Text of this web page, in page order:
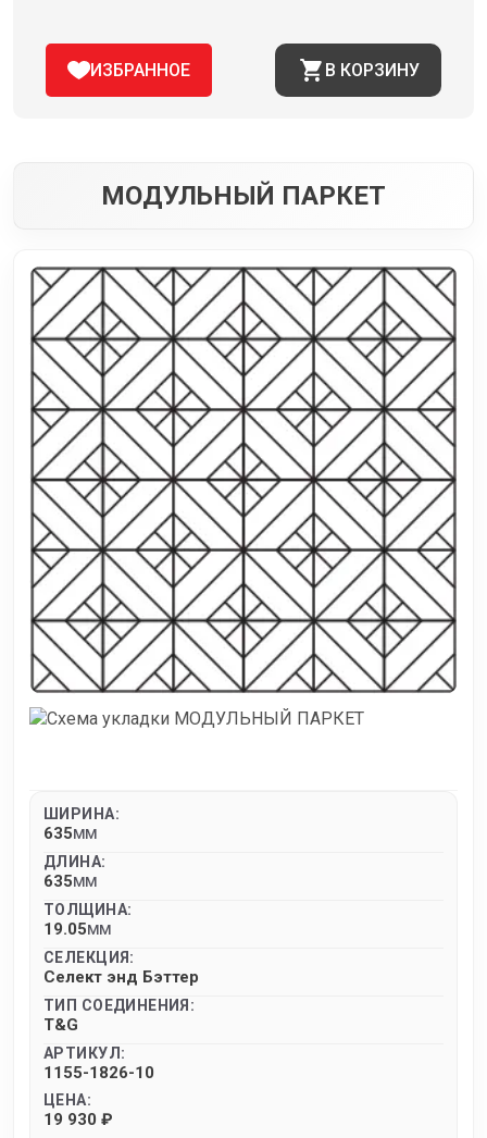
ИЗБРАННОЕ В КОРЗИНУ
МОДУЛЬНЫЙ ПАРКЕТ
ШИРИНА:
635MM
ДЛИНА:
635MM
ТОЛЩИНА:
19.05MM
СЕЛЕКЦИЯ:
Селект энд Бэттер
ТИП СОЕДИНЕНИЯ:
T&G
АРТИКУЛ:
1155-1826-10
ЦЕНА:
19 930 ₽